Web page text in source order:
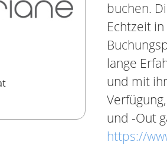
buchen.
Echtzeit
lange
und mit
und -Out
https://